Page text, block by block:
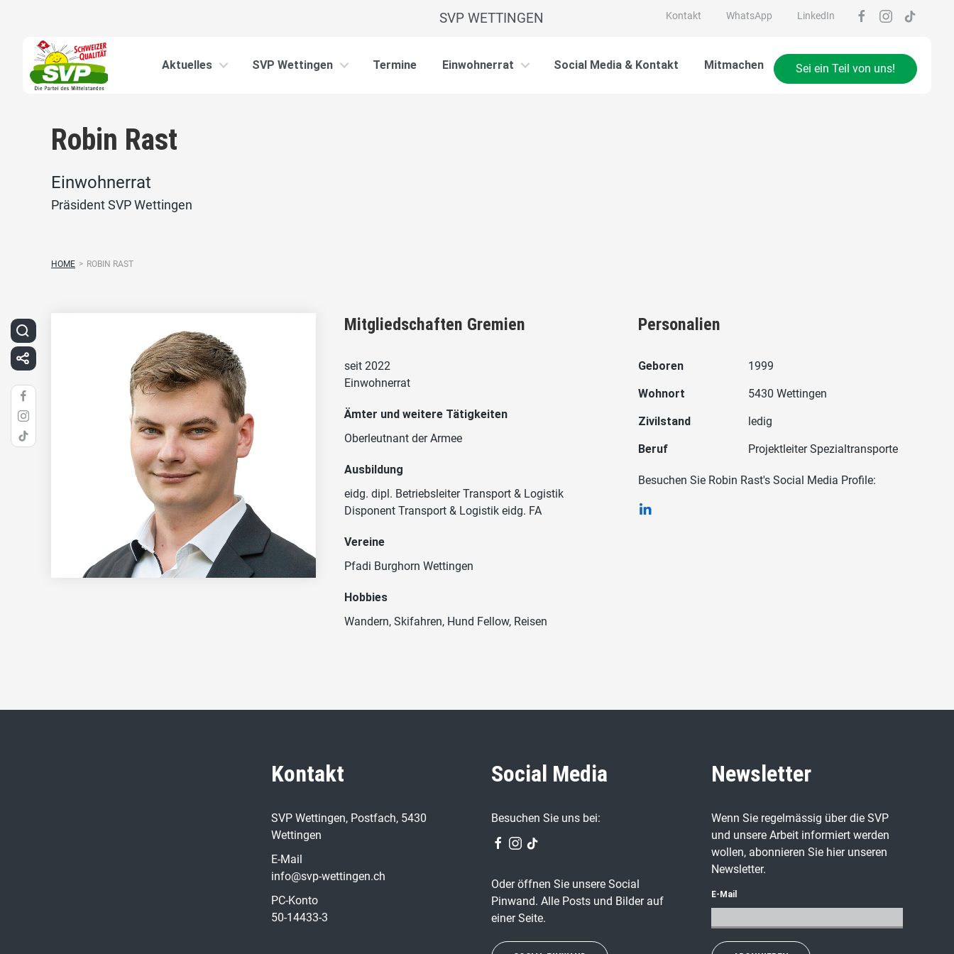
Kontakt WhatsApp LinkedIn
SVP WETTINGEN
Aktuelles SVP Wettingen Termine Einwohnerrat Social Media & Kontakt Mitmachen Sei ein Teil von uns!
Robin Rast
Einwohnerrat
Präsident SVP Wettingen
HOME > ROBIN RAST
Mitgliedschaften Gremien
seit 2022
Einwohnerrat
Ämter und weitere Tätigkeiten
Oberleutnant der Armee
Ausbildung
eidg. dipl. Betriebsleiter Transport & Logistik
Disponent Transport & Logistik eidg. FA
Vereine
Pfadi Burghorn Wettingen
Hobbies
Wandern, Skifahren, Hund Fellow, Reisen
Personalien
Geboren 1999
Wohnort 5430 Wettingen
Zivilstand ledig
Beruf Projektleiter Spezialtransporte
Besuchen Sie Robin Rast's Social Media Profile:
Kontakt
SVP Wettingen, Postfach, 5430
Wettingen
E-Mail
info@svp-wettingen.ch
PC-Konto
50-14433-3
Social Media
Besuchen Sie uns bei:
Oder öffnen Sie unsere Social
Pinwand. Alle Posts und Bilder auf
einer Seite.
Newsletter
Wenn Sie regelmässig über die SVP
und unsere Arbeit informiert werden
wollen, abonnieren Sie hier unseren
Newsletter.
E-Mail